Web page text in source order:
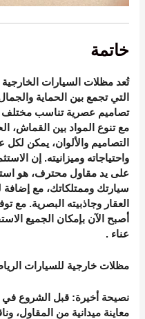
خاتمة
تُعد مظلات السيارات
التي تجمع بين الحماية
تصاميم عصرية تناسب مختلف
مع تنوع المواد بين القماش،
التصاميم والألوان، يمكن
واحتياجاته وميزانيته. إن
على يد مقاول محترف، هو
سيارتك وممتلكاتك، مع إضافة
العقار وجاذبيته البصرية. مع
أصبح الآن بإمكان الجميع
عناء.
مظلات خارجية للسيارات
نصيحة أخيرة: قبل الشروع
معاينة ميدانية من المقاول،